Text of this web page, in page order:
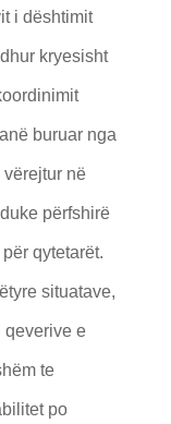
i dështimit
kryesisht
buruar nga
në
përfshirë
qytetarët.
situatave,
qeverive e
te
po